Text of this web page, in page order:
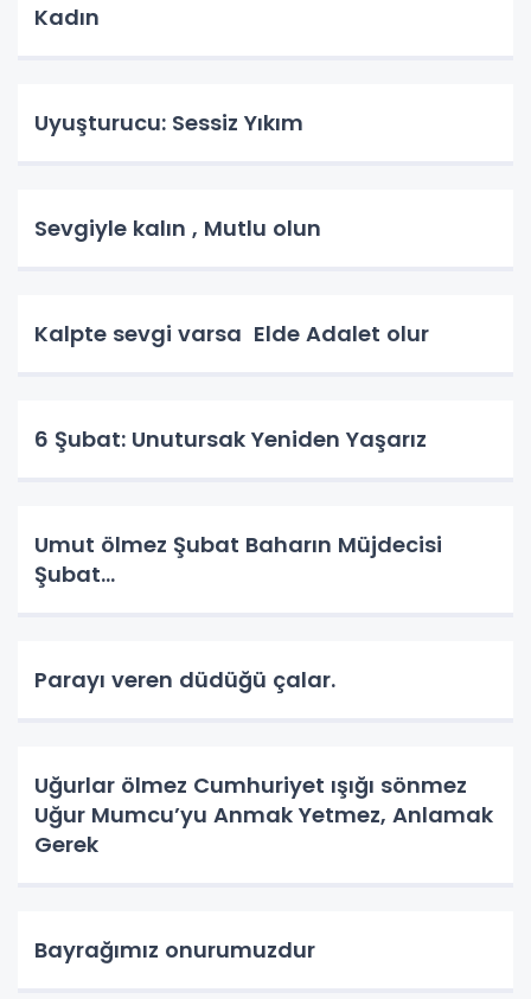
Kadın
Uyuşturucu: Sessiz Yıkım
Sevgiyle kalın , Mutlu olun
Kalpte sevgi varsa Elde Adalet olur
6 Şubat: Unutursak Yeniden Yaşarız
Umut ölmez Şubat Baharın Müjdecisi
Şubat…
Parayı veren düdüğü çalar.
Uğurlar ölmez Cumhuriyet ışığı sönmez
Uğur Mumcu’yu Anmak Yetmez, Anlamak
Gerek
Bayrağımız onurumuzdur